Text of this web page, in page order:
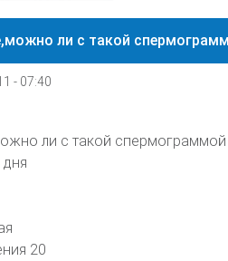
ли с такой
- 07:40
ли с такой спермограммой
20